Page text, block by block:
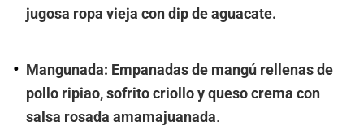
jugosa ropa vieja con dip de aguacate.
Mangunada: Empanadas de mangú rellenas de
pollo ripiao, sofrito criollo y queso crema con
salsa rosada amamajuanada.